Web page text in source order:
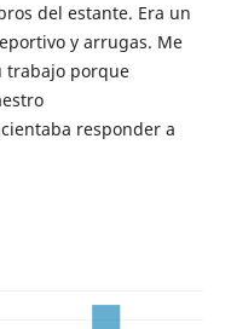
del estante. Era un
y arrugas. Me
trabajo porque
responder a